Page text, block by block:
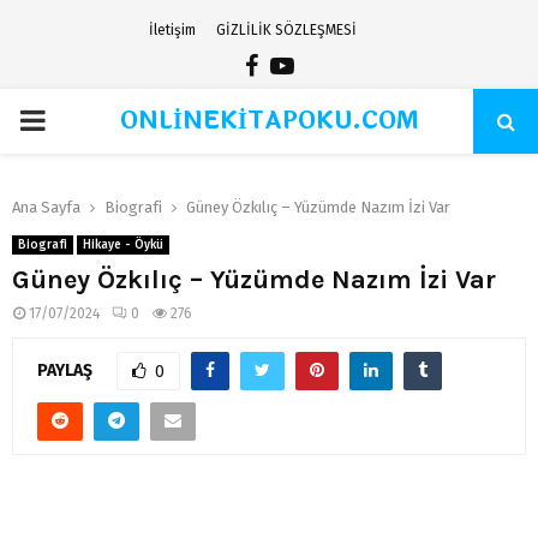
İletişim GİZLİLİK SÖZLEŞMESİ
Facebook
Youtube
PRIMARYONLİNEKİTAPOKU.COM
Ana Sayfa Biografi Güney Özkılıç – Yüzümde Nazım İzi Var
Biografi Hikaye - Öykü
Güney Özkılıç – Yüzümde Nazım İzi Var
17/07/2024 0 276
PAYLAŞ 0